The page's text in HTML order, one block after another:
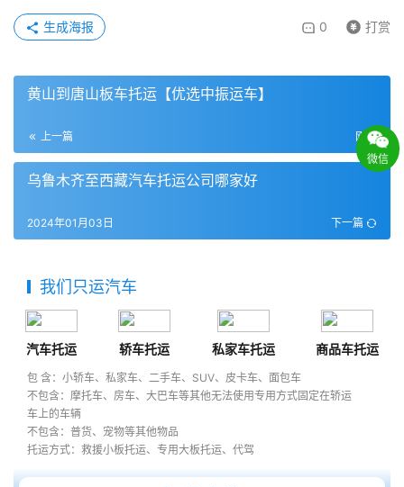
0 打赏
生成海报
黄山到唐山板车托运【优选中振运车】
上一篇 刚刚
乌鲁木齐至西藏汽车托运公司哪家好
下一篇
2024年01月03日
我们只运汽车
汽车托运 轿车托运 私家车托运 商品车托运
包 含：小轿车、私家车、二手车、SUV、皮卡车、面包车
不包含：摩托车、房车、大巴车等其他无法使用专用方式固定在轿运
车上的车辆
不包含：普货、宠物等其他物品
托运方式：救援小板托运、专用大板托运、代驾
微信